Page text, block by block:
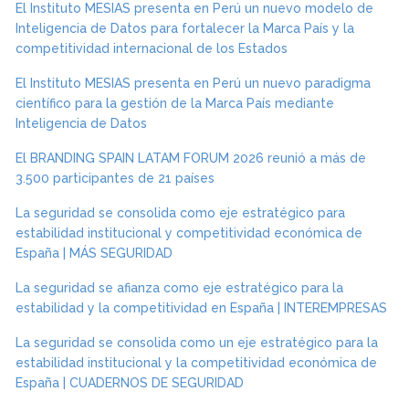
El Instituto MESIAS presenta en Perú un nuevo modelo de
Inteligencia de Datos para fortalecer la Marca País y la
competitividad internacional de los Estados
El Instituto MESIAS presenta en Perú un nuevo paradigma
científico para la gestión de la Marca País mediante
Inteligencia de Datos
El BRANDING SPAIN LATAM FORUM 2026 reunió a más de
3.500 participantes de 21 países
La seguridad se consolida como eje estratégico para
estabilidad institucional y competitividad económica de
España | MÁS SEGURIDAD
La seguridad se afianza como eje estratégico para la
estabilidad y la competitividad en España | INTEREMPRESAS
La seguridad se consolida como un eje estratégico para la
estabilidad institucional y la competitividad económica de
España | CUADERNOS DE SEGURIDAD